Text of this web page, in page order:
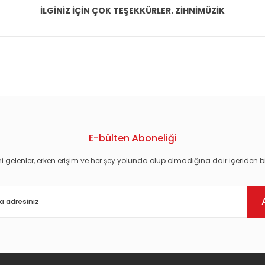
İLGİNİZ İÇİN ÇOK TEŞEKKÜRLER. ZİHNİMÜZİK
E-bülten Aboneliği
gelenler, erken erişim ve her şey yolunda olup olmadığına dair içeriden